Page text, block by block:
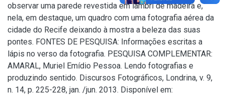
observar uma parede revestida em lambri de madeira e,
nela, em destaque, um quadro com uma fotografia aérea da
cidade do Recife deixando à mostra a beleza das suas
pontes. FONTES DE PESQUISA: Informações escritas a
lápis no verso da fotografia. PESQUISA COMPLEMENTAR:
AMARAL, Muriel Emídio Pessoa. Lendo fotografias e
produzindo sentido. Discursos Fotográficos, Londrina, v. 9,
n. 14, p. 225-228, jan. /jun. 2013. Disponível em: